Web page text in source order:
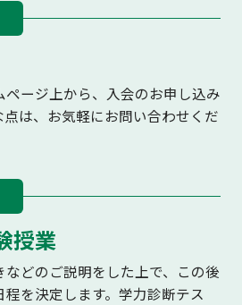
ージ上から、入会のお申し込み
は、お気軽にお問い合わせくだ
授業
などのご説明をした上で、この後
を決定します。学力診断テス